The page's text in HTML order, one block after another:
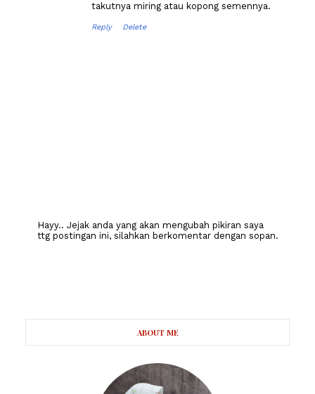
takutnya miring atau kopong semennya.
Reply Delete
Hayy.. Jejak anda yang akan mengubah pikiran saya
ttg postingan ini, silahkan berkomentar dengan sopan.
ABOUT ME